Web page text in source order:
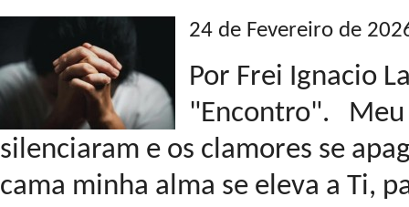
24 de Fevereiro de
Por Frei Ignacio
"Encontro". Meu
silenciaram e os clamores se
cama minha alma se eleva a Ti,